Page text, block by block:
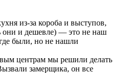
из-за короба и выступов,
они и дешевле) — это не наш
были, но не нашли
центрам мы решили делать
замерщика, он все